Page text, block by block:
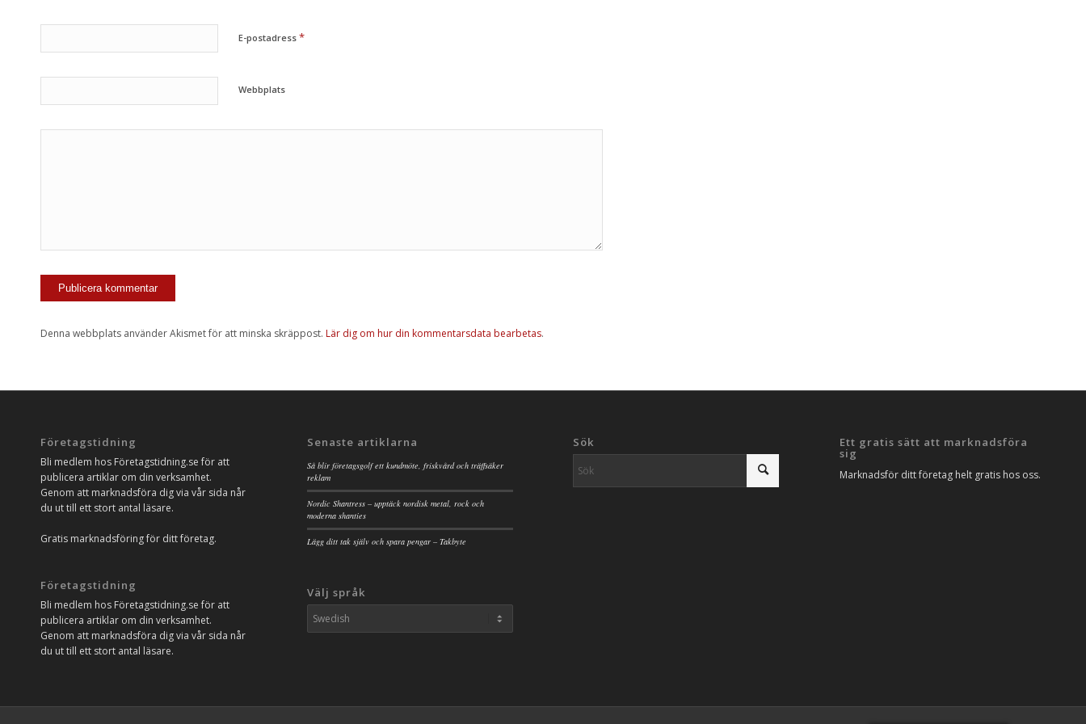
E-postadress *
Webbplats
Denna webbplats använder Akismet för att minska skräppost. Lär dig om hur din kommentarsdata bearbetas.
Företagstidning
Bli medlem hos Företagstidning.se för att
publicera artiklar om din verksamhet.
Genom att marknadsföra dig via vår sida når
du ut till ett stort antal läsare.
Gratis marknadsföring för ditt företag.
Företagstidning
Bli medlem hos Företagstidning.se för att
publicera artiklar om din verksamhet.
Genom att marknadsföra dig via vår sida når
du ut till ett stort antal läsare.
Senaste artiklarna
Så blir företagsgolf ett kundmöte, friskvård och träffsäker
reklam
Nordic Shantress – upptäck nordisk metal, rock och
moderna shanties
Lägg ditt tak själv och spara pengar – Takbyte
Välj språk
Sök Ett gratis sätt att marknadsföra
sig
Marknadsför ditt företag helt gratis hos oss.